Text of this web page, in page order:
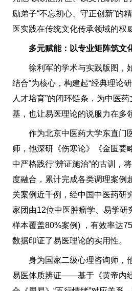
励弟子“不忘初心、守正创新”的
医实践在传统文化传承领域的权
多元赋能：以专业矩阵筑文
徐利军的学术与实践版图，始
结合”为核心，构建起“经典理论
人才培育”的闭环链条，为中医
基，也让易医理论的说服力在多
作为北京中医药大学东直门
师，他深研《伤寒论》《金匮要
中严格践行“辨证施治”的古训，
度融合，累计完成各类调理案例
关案例近千例，经中国中医药研
家团由12位中医肿瘤学、易学研
样本覆盖80%案例) ，有效率达
数据印证了易医理论的实用性。
身为国家二级心理咨询师，他
易医体质辨证——基于《黄帝内